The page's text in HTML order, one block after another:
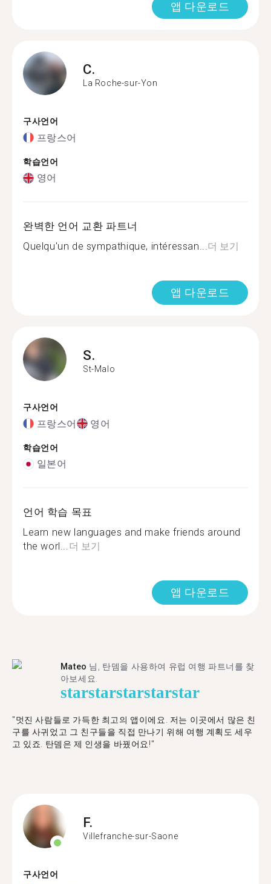
앱 다운로드
C.
La Roche-sur-Yon
구사언어
프랑스어
학습언어
영어
완벽한 언어 교환 파트너
Quelqu'un de sympathique, intéressan...더 보기
앱 다운로드
S.
St-Malo
구사언어
프랑스어 영어
학습언어
일본어
언어 학습 목표
Learn new languages and make friends around
the worl...더 보기
앱 다운로드
Mateo 님, 탄뎀을 사용하여 유럽 여행 파트너를 찾
아보세요.
starstarstarstarstar
"멋진 사람들로 가득한 최고의 앱이에요. 저는 이곳에서 많은 친
구를 사귀었고 그 친구들을 직접 만나기 위해 여행 계획도 세우
고 있죠. 탄뎀은 제 인생을 바꿨어요!"
F.
Villefranche-sur-Saone
구사언어